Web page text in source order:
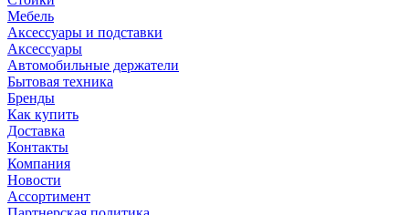
Мебель
Аксессуары и подставки
Аксессуары
Автомобильные держатели
Бытовая техника
Бренды
Как купить
Доставка
Контакты
Компания
Новости
Ассортимент